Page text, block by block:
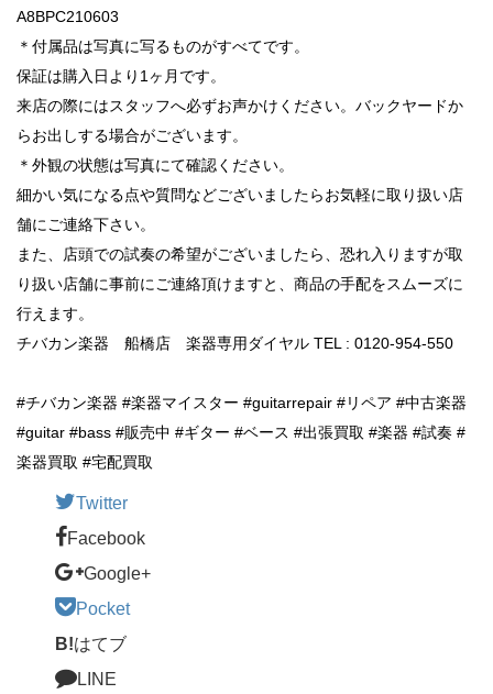
A8BPC210603
＊付属品は写真に写るものがすべてです。
保証は購入日より1ヶ月です。
来店の際にはスタッフへ必ずお声かけください。バックヤードか
らお出しする場合がございます。
＊外観の状態は写真にて確認ください。
細かい気になる点や質問などございましたらお気軽に取り扱い店
舗にご連絡下さい。
また、店頭での試奏の希望がございましたら、恐れ入りますが取
り扱い店舗に事前にご連絡頂けますと、商品の手配をスムーズに
行えます。
チバカン楽器 船橋店 楽器専用ダイヤル TEL : 0120-954-550
#チバカン楽器 #楽器マイスター #guitarrepair #リペア #中古楽器
#guitar #bass #販売中 #ギター #ベース #出張買取 #楽器 #試奏 #
楽器買取 #宅配買取
Twitter
Facebook
Google+
Pocket
B!はてブ
LINE